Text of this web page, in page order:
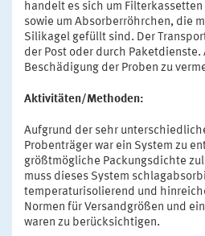
handelt es sich um
sowie um Absorberröhrchen, die
Silikagel gefüllt sind. Der
der Post oder durch Paketdienste.
Beschädigung der Proben zu
Aktivitäten/Methoden:
Aufgrund der sehr
Probenträger war ein System zu
größtmögliche Packungsdichte
muss dieses System
temperaturisolierend und
Normen für Versandgrößen und
waren zu berücksichtigen.